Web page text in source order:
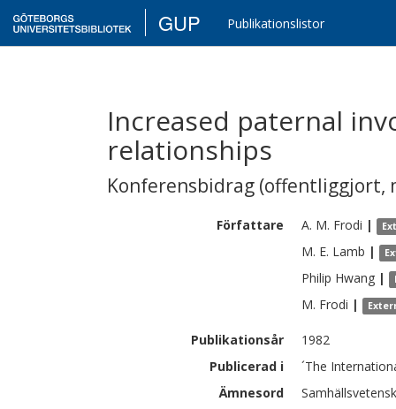
GUP Publikationslistor
Increased paternal
relationships
Konferensbidrag (offentliggjort,
Författare A. M. Frodi |
M. E. Lamb |
Philip Hwang |
M. Frodi |
Publikationsår
1982
Publicerad i
´The
Ämnesord